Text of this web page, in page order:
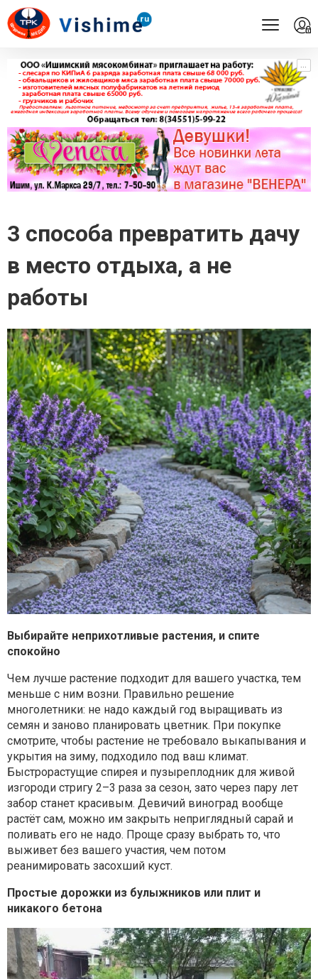
...
...
3 способа превратить дачу
в место отдыха, а не
работы
Выбирайте неприхотливые растения, и спите
спокойно
Чем лучше растение подходит для вашего участка, тем
меньше с ним возни. Правильно решение
многолетники: не надо каждый год выращивать из
семян и заново планировать цветник. При покупке
смотрите, чтобы растение не требовало выкапывания и
укрытия на зиму, подходило под ваш климат.
Быстрорастущие спирея и пузыреплодник для живой
изгороди стригу 2–3 раза за сезон, зато через пару лет
забор станет красивым. Девичий виноград вообще
растёт сам, можно им закрыть неприглядный сарай и
поливать его не надо. Проще сразу выбрать то, что
выживет без вашего участия, чем потом
реанимировать засохший куст.
Простые дорожки из булыжников или плит и
никакого бетона